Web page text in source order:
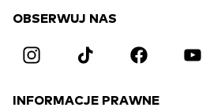
OBSERWUJ NAS
INFORMACJE PRAWNE